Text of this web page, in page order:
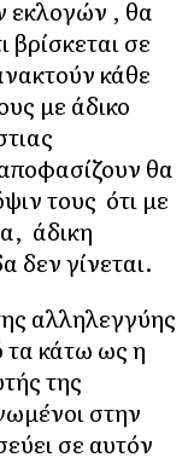
εκλογών , θα
σε
κάθε
με άδικο
θα
τους ότι με
άδικη
δεν γίνεται.
αλληλεγγύης
τα κάτω ως η
της
στην
σε αυτόν